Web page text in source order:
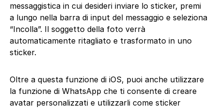
messaggistica in cui desideri inviare lo sticker, premi
a lungo nella barra di input del messaggio e seleziona
“Incolla”. Il soggetto della foto verrà
automaticamente ritagliato e trasformato in uno
sticker.
Oltre a questa funzione di iOS, puoi anche utilizzare
la funzione di WhatsApp che ti consente di creare
avatar personalizzati e utilizzarli come sticker